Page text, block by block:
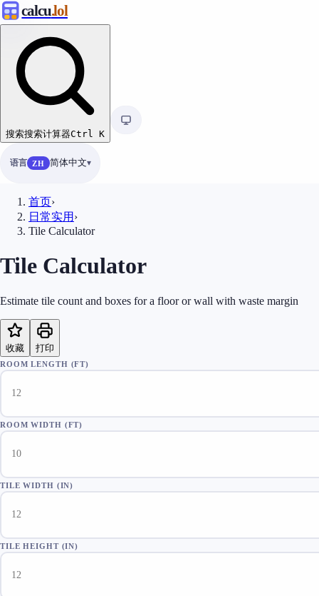
calcu.lol
搜索搜索计算器Ctrl K
语言 ZH 简体中文
首页›
日常实用 ›
Tile Calculator
Tile Calculator
Estimate tile count and boxes for a floor or wall with waste margin
收藏 打印
ROOM LENGTH (FT)
ROOM WIDTH (FT)
TILE WIDTH (IN)
TILE HEIGHT (IN)